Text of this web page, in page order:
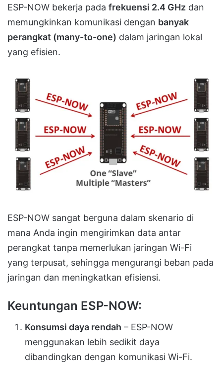
ESP-NOW bekerja pada frekuensi 2.4 GHz dan
memungkinkan komunikasi dengan banyak
perangkat (many-to-one) dalam jaringan lokal
yang efisien.
ESP-NOW sangat berguna dalam skenario di
mana Anda ingin mengirimkan data antar
perangkat tanpa memerlukan jaringan Wi-Fi
yang terpusat, sehingga mengurangi beban pada
jaringan dan meningkatkan efisiensi.
Keuntungan ESP-NOW:
Konsumsi daya rendah – ESP-NOW
menggunakan lebih sedikit daya
dibandingkan dengan komunikasi Wi-Fi.